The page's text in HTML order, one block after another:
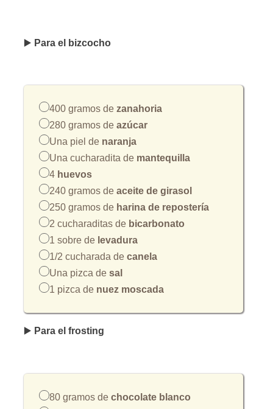
▶️ Para el bizcocho
400 gramos de zanahoria
280 gramos de azúcar
Una piel de naranja
Una cucharadita de mantequilla
4 huevos
240 gramos de aceite de girasol
250 gramos de harina de repostería
2 cucharaditas de bicarbonato
1 sobre de levadura
1/2 cucharada de canela
Una pizca de sal
1 pizca de nuez moscada
▶️ Para el frosting
80 gramos de chocolate blanco